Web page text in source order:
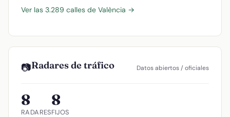
Ver las 3.289 calles de València →
📷Radares de tráfico Datos abiertos / oficiales
8
RADARES
8
FIJOS